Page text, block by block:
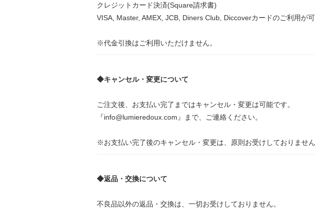
クレジットカード決済(Square請求書)
VISA, Master, AMEX, JCB, Diners Club, Diccoverカードのご利用が可
※代金引換はご利用いただけません。
◆キャンセル・変更について
ご注文後、お支払い完了まではキャンセル・変更は可能です。
『info@lumieredoux.com』まで、ご連絡ください。
※お支払い完了後のキャンセル・変更は、原則お受けしておりません
◆返品・交換について
不良品以外の返品・交換は、一切お受けしておりません。